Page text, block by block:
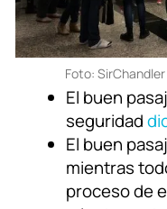
Foto:
El buen
seguridad
El buen
mientras
proceso de